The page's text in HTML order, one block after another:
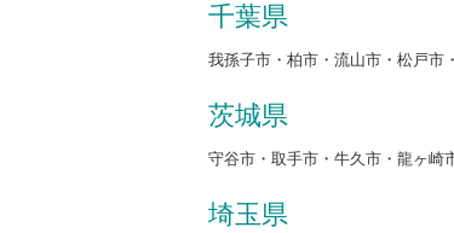
千葉県
我孫子市・柏市・流山市・松戸市
茨城県
守谷市・取手市・牛久市・龍ヶ崎
埼玉県